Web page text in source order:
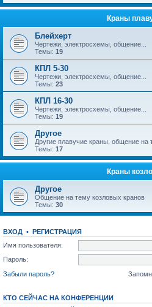
Краны
Блейхерт
Чертежи, электросхемы, общение...
Темы: 19
КПЛ 5-30
Чертежи, электросхемы, общение...
Темы: 23
КПЛ 16-30
Чертежи, электросхемы, общение...
Темы: 19
Другое
Другие плавучие краны, общение на
Темы: 17
Краны
Другое
Общение на тему козловых кранов
Темы: 30
ВХОД • РЕГИСТРАЦИЯ
Имя пользователя:
Пароль:
Забыли пароль?
КТО СЕЙЧАС НА КОНФЕРЕНЦИИ